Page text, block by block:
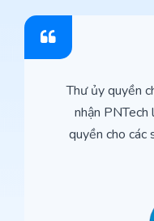
Thư ủy quyền
nhận PNTech
quyền cho các